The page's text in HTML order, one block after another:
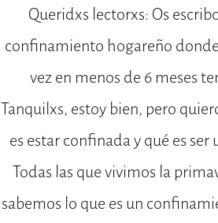
Queridxs lectorxs: Os
confinamiento hogareño
vez en menos de 6 meses
Tanquilxs, estoy bien, pero
es estar confinada y qué es ser
Todas las que vivimos la
sabemos lo que es un